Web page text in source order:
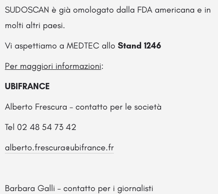
SUDOSCAN è già omologato dalla FDA americana e in
molti altri paesi.
Vi aspettiamo a MEDTEC allo Stand 1246
Per maggiori informazioni:
UBIFRANCE
Alberto Frescura – contatto per le società
Tel 02 48 54 73 42
alberto.frescura@ubifrance.fr
Barbara Galli – contatto per i giornalisti